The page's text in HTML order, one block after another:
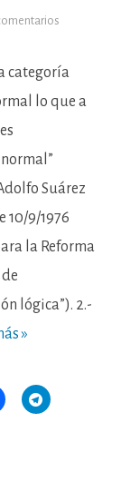
categoría
lo que a
Suárez
10/9/1976
la Reforma
lógica”). 2.-
»